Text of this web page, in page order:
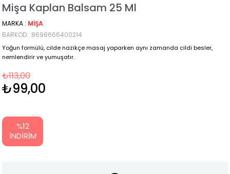
Mişa Kaplan Balsam 25 Ml
MARKA : MIŞA
BARKOD : 8698666400214
Yoğun formülü, cilde nazikçe masaj yaparken aynı zamanda cildi besler,
nemlendirir ve yumuşatır.
₺113,00
₺99,00
%12
İNDIRIM